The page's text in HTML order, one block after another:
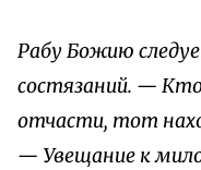
Рабу Божию
состязаний. —
отчасти, тот
— Увещание к